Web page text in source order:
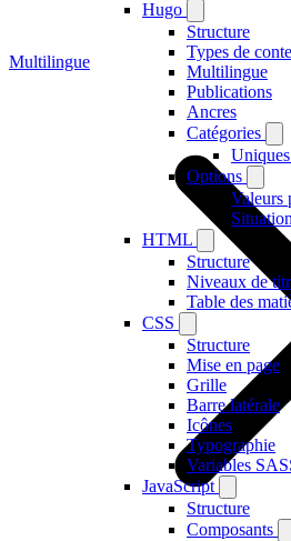
Hugo
Structure
Types de
Multilingue
Publications
Ancres
Catégories
Options
Valeurs
HTML
Structure
Niveaux de
Table des
CSS
Structure
Mise en page
Grille
Barre latérale
Icônes
Typographie
Variables
JavaScript
Structure
Composants
Multilingue